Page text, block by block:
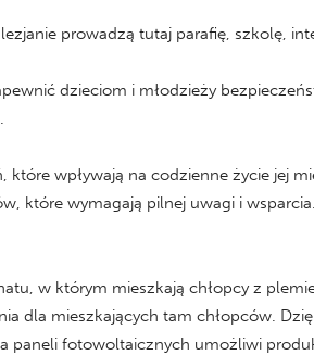
prowadzą tutaj parafię, szkolę,
dzieciom i młodzieży
wpływają na codzienne życie jej
które wymagają pilnej uwagi i
w którym mieszkają chłopcy z
dla mieszkających tam chłopców.
paneli fotowoltaicznych umożliwi